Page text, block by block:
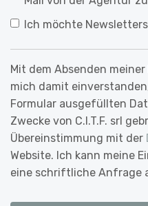
Ich möchte
Mit dem Absenden
mich damit
Formular ausgefüllten
Zwecke von C.I.T.F. srl
Übereinstimmung mit der
Website. Ich kann meine
eine schriftliche Anfrage